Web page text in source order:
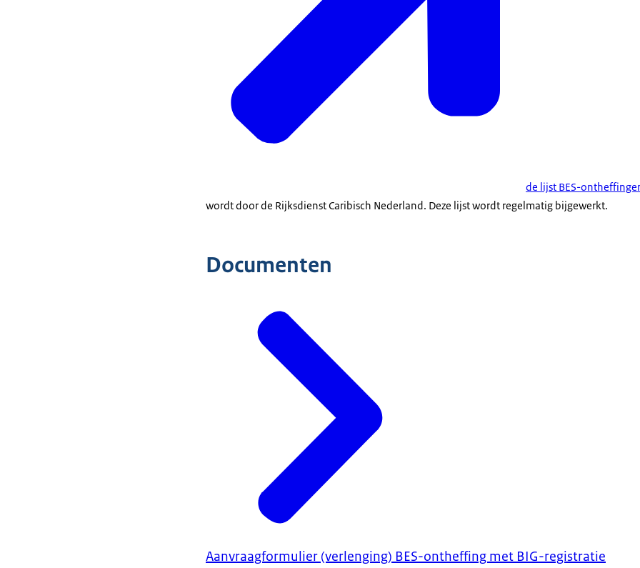
de lijst BES-
wordt door de Rijksdienst Caribisch Nederland. Deze lijst wordt regelmatig bijgewerkt.
Documenten
Aanvraagformulier (verlenging) BES-ontheffing met BIG-registratie